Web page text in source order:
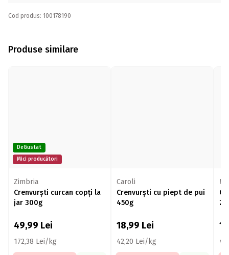
Cod produs: 100178190
Produse similare
DeGustat
Mici producători
Zimbria
Crenvurști curcan copți la
jar 300g
49,99 Lei
172,38 Lei/kg
Caroli
Crenvurști cu piept de pui
450g
18,99 Lei
42,20 Lei/kg